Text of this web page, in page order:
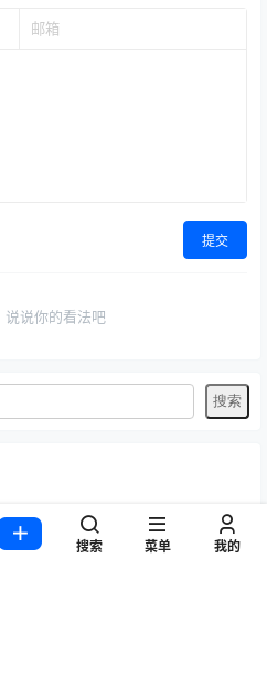
提交
说说你的看法吧
rioko凉凉子 Umeko J
丽柜 咬一口兔娘
唐安琪
搜索 菜单 我的